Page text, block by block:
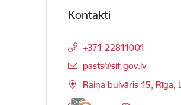
Kontakti
+371 22811001
E-pasts:
pasts@sif.gov.lv
Raiņa bulvāris 15, Rīga,